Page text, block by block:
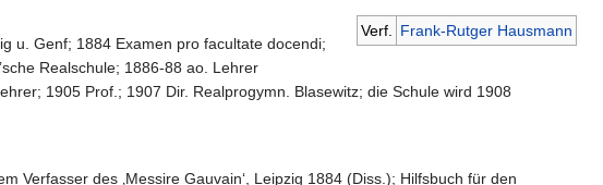
Verf. Frank-Rutger Hausmann
u. Genf; 1884 Examen pro facultate docendi;
Realschule; 1886-88 ao. Lehrer
1905 Prof.; 1907 Dir. Realprogymn. Blasewitz; die Schule wird 1908
Verfasser des ‚Messire Gauvain‘, Leipzig 1884 (Diss.); Hilfsbuch für den